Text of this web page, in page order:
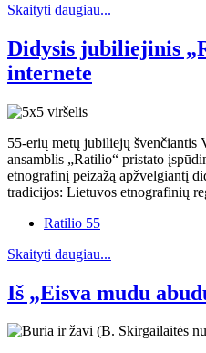
Skaityti daugiau...
Didysis jubiliejinis
internete
55-erių metų jubiliejų švenčiantis
ansamblis „Ratilio“ pristato
etnografinį peizažą apžvelgiantį
tradicijos: Lietuvos etnografinių
Ratilio 55
Skaityti daugiau...
Iš „Eisva mudu